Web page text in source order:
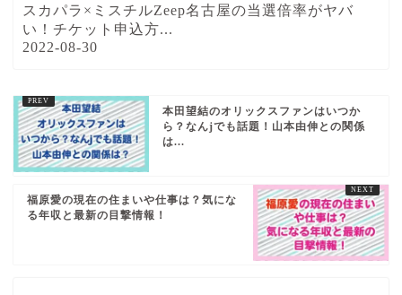
スカパラ×ミスチルZeep名古屋の当選倍率がヤバ
い！チケット申込方...
2022-08-30
本田望結のオリックスファンはいつか
ら？なんjでも話題！山本由伸との関係
は...
福原愛の現在の住まいや仕事は？気にな
る年収と最新の目撃情報！